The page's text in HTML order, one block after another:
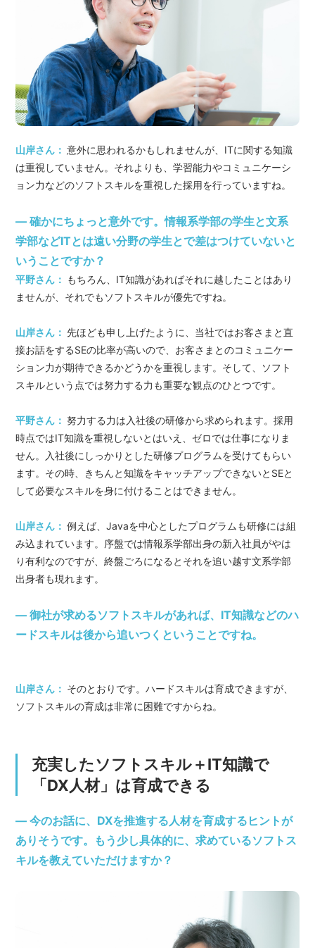
山岸さん：意外に思われるかもしれませんが、ITに関する知識
は重視していません。それよりも、学習能力やコミュニケーシ
ョン力などのソフトスキルを重視した採用を行っていますね。
― 確かにちょっと意外です。情報系学部の学生と文系
学部などITとは遠い分野の学生とで差はつけていないと
いうことですか？
平野さん： もちろん、IT知識があればそれに越したことはあり
ませんが、それでもソフトスキルが優先ですね。
山岸さん：先ほども申し上げたように、当社ではお客さまと直
接お話をするSEの比率が高いので、お客さまとのコミュニケー
ション力が期待できるかどうかを重視します。そして、ソフト
スキルという点では努力する力も重要な観点のひとつです。
平野さん： 努力する力は入社後の研修から求められます。採用
時点ではIT知識を重視しないとはいえ、ゼロでは仕事になりま
せん。入社後にしっかりとした研修プログラムを受けてもらい
ます。その時、きちんと知識をキャッチアップできないとSEと
して必要なスキルを身に付けることはできません。
山岸さん：例えば、Javaを中心としたプログラムも研修には組
み込まれています。序盤では情報系学部出身の新入社員がやは
り有利なのですが、終盤ごろになるとそれを追い越す文系学部
出身者も現れます。
― 御社が求めるソフトスキルがあれば、IT知識などのハ
ードスキルは後から追いつくということですね。
山岸さん： そのとおりです。ハードスキルは育成できますが、
ソフトスキルの育成は非常に困難ですからね。
充実したソフトスキル＋IT知識で
「DX人材」は育成できる
― 今のお話に、DXを推進する人材を育成するヒントが
ありそうです。もう少し具体的に、求めているソフトス
キルを教えていただけますか？